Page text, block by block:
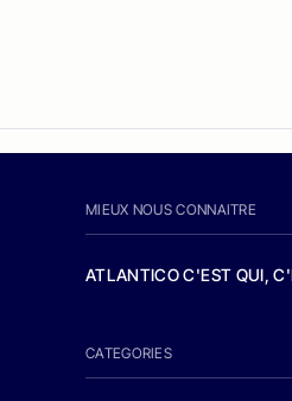
MIEUX NOUS CONNAITRE
ATLANTICO C'EST QUI,
CATEGORIES